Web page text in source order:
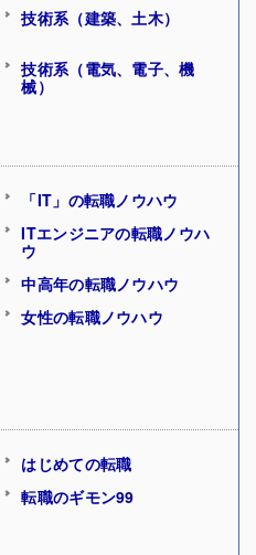
技術系（建築、土木）
技術系（電気、電子、機
械）
「IT」の転職ノウハウ
ITエンジニアの転職ノウハ
ウ
中高年の転職ノウハウ
女性の転職ノウハウ
はじめての転職
転職のギモン99